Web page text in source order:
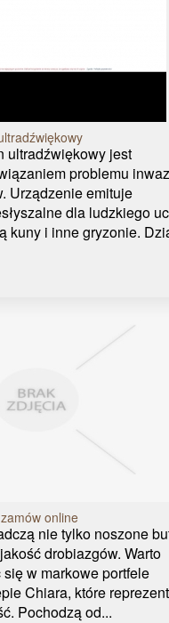
ultradźwiękowy jest
problemu
Urządzenie emituje
dla ludzkiego
kuny i inne gryzonie.
online
nie tylko noszone
drobiazgów. Warto
w markowe portfele
Chiara, które
Pochodzą od...